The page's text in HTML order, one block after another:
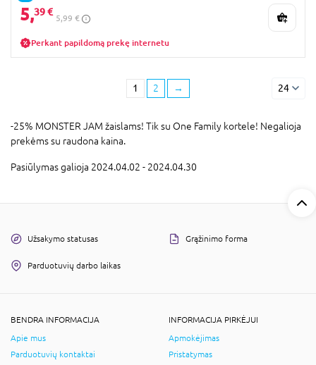
5,39 €
5,99 €
Perkant papildomą prekę internetu
1 2 → 24
-25% MONSTER JAM žaislams! Tik su One Family kortele! Negalioja
prekėms su raudona kaina.
Pasiūlymas galioja 2024.04.02 - 2024.04.30
Užsakymo statusas Grąžinimo forma
Parduotuvių darbo laikas
BENDRA INFORMACIJA
Apie mus
Parduotuvių kontaktai
INFORMACIJA PIRKĖJUI
Apmokėjimas
Pristatymas